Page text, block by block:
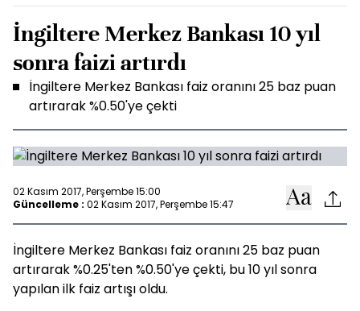
İngiltere Merkez Bankası 10 yıl
sonra faizi artırdı
İngiltere Merkez Bankası faiz oranını 25 baz puan
artırarak %0.50'ye çekti
02 Kasım 2017, Perşembe 15:00
Güncelleme : 02 Kasım 2017, Perşembe 15:47
İngiltere Merkez Bankası faiz oranını 25 baz puan
artırarak %0.25'ten %0.50'ye çekti, bu 10 yıl sonra
yapılan ilk faiz artışı oldu.